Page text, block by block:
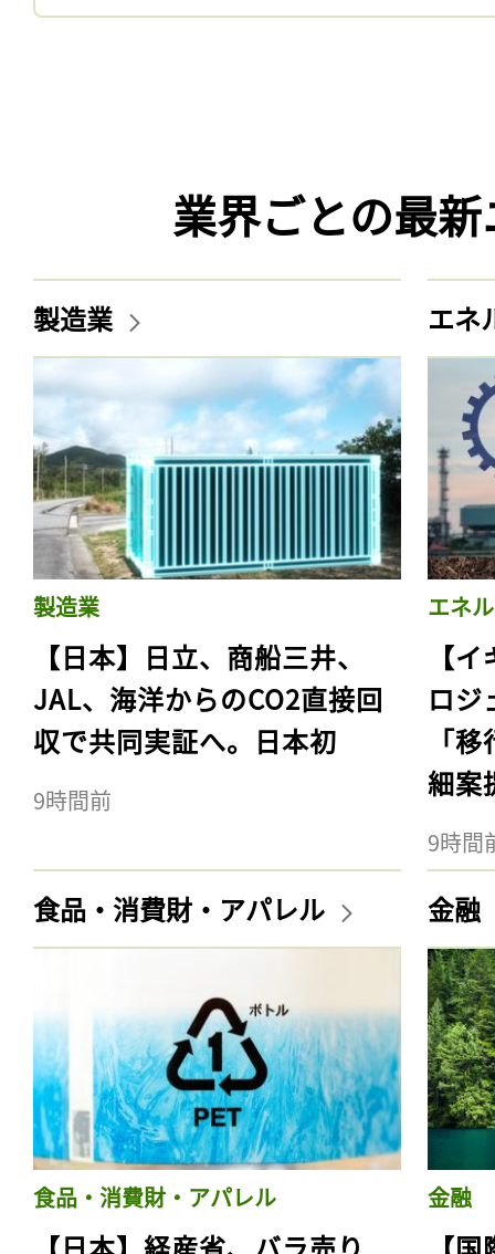
業界ごとの最
製造業
製造業
【日本】日立、商船三井、
JAL、海洋からのCO2直接回
収で共同実証へ。日本初
9時間前
エネ
エネ
【
ロジ
「
細案
9時間
食品・消費財・アパレル
食品・消費財・アパレル
金融
金融